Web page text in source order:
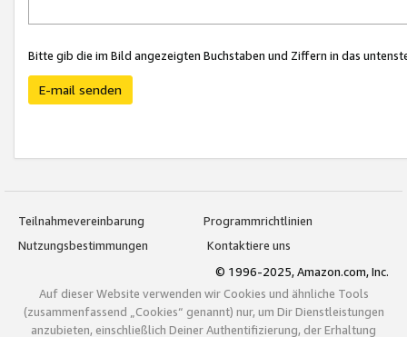
Bitte gib die im Bild angezeigten Buchstaben und Ziffern in das
E-mail senden
Teilnahmevereinbarung
Programmrichtlinien
Nutzungsbestimmungen
Kontaktiere uns
© 1996-2025, Amazon.com, Inc.
Auf dieser Website verwenden wir Cookies und ähnliche Tools
(zusammenfassend „Cookies“ genannt) nur, um Dir Dienstleistungen
anzubieten, einschließlich Deiner Authentifizierung, der Erhaltung